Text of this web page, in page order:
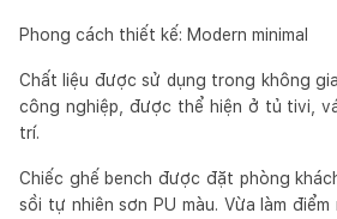
Phong cách thiết kế: Modern minimal
Chất liệu được sử dụng trong không
công nghiệp, được thể hiện ở tủ tivi,
trí.
Chiếc ghế bench được đặt phòng
sồi tự nhiên sơn PU màu. Vừa làm